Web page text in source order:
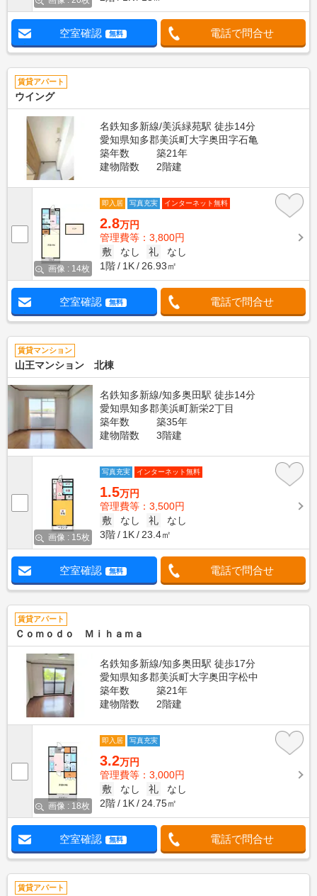
空室確認 無料 電話で問合せ
賃貸アパート
ウイング
名鉄知多新線/美浜緑苑駅 徒歩14分
愛知県知多郡美浜町大字奥田字石亀
築年数
築21年
建物階数
2階建
画像 : 14枚
即入居 写真充実 インターネット無料
2.8万円
管理費等：3,800円
敷
なし 礼
なし
1階
1K 26.93㎡
空室確認 無料 電話で問合せ
賃貸マンション
山王マンション 北棟
名鉄知多新線/知多奥田駅 徒歩14分
愛知県知多郡美浜町新栄2丁目
築年数
築35年
建物階数
3階建
画像 : 15枚
写真充実 インターネット無料
1.5万円
管理費等：3,500円
敷
なし 礼
なし
3階
1K 23.4㎡
空室確認 無料 電話で問合せ
賃貸アパート
Ｃｏｍｏｄｏ Ｍｉｈａｍａ
名鉄知多新線/知多奥田駅 徒歩17分
愛知県知多郡美浜町大字奥田字松中
築年数
築21年
建物階数
2階建
画像 : 18枚
即入居 写真充実
3.2万円
管理費等：3,000円
敷
なし 礼
なし
2階
1K 24.75㎡
空室確認 無料 電話で問合せ
賃貸アパート